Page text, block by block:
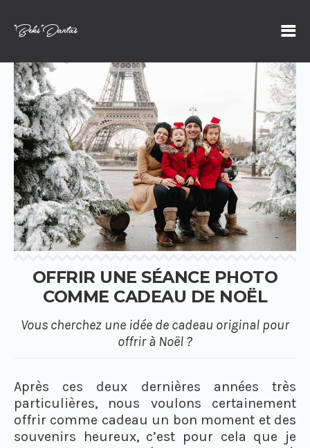
OFFRIR UNE SÉANCE PHOTO
COMME CADEAU DE NOËL
Vous cherchez une idée de cadeau original pour
offrir à Noël ?
Après ces deux dernières années très
particulières, nous voulons certainement
offrir comme cadeau un bon moment et des
souvenirs heureux, c’est pour cela que je